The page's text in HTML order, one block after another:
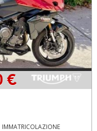
€
IMMATRICOLAZIONE